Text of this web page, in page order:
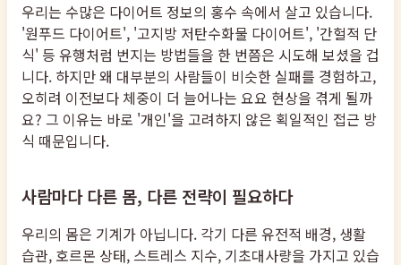
우리는 수많은 다이어트 정보의 홍수 속에서 살고 있습니다.
'원푸드 다이어트', '고지방 저탄수화물 다이어트', '간헐적 단
식' 등 유행처럼 번지는 방법들을 한 번쯤은 시도해 보셨을 겁
니다. 하지만 왜 대부분의 사람들이 비슷한 실패를 경험하고,
오히려 이전보다 체중이 더 늘어나는 요요 현상을 겪게 될까
요? 그 이유는 바로 '개인'을 고려하지 않은 획일적인 접근 방
식 때문입니다.
사람마다 다른 몸, 다른 전략이 필요하다
우리의 몸은 기계가 아닙니다. 각기 다른 유전적 배경, 생활
습관, 호르몬 상태, 스트레스 지수, 기초대사량을 가지고 있습